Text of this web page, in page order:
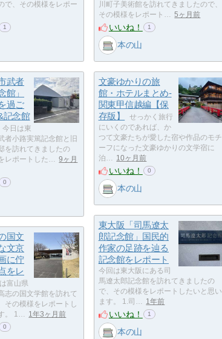
で、その模様をレポー
1
川町子美術館を訪れてきましたので、
その模様をレポート… 5ヶ月前
いいね！ 1
本の山
武者
館」
過ご
記念館
今日は東
者小路実篤記念館と旧
を訪れてきましたの
レポートした… 9ヶ月
0
文豪ゆかりの旅
館・ホテルまとめ-
関東甲信越編【保
存版】
せっかく旅行
にいくのであれば、か
つて文豪たちが愛した宿や作品のモチ
ーフになった文豪ゆかりの文学宿に
泊… 10ヶ月前
いいね！ 0
本の山
東大阪「司馬遼太
郎記念館」国民的
作家の足跡を辿る
記念館をレポート
今回は東大阪にある司
馬遼太郎記念館を訪れてきましたの
で、その模様をレポートしたいと思い
ます。 1.司… 1年前
いいね！ 1
本の山
国文
文京
に佇
をレ
富山県
志の国文学館を訪れて
その模様をレポートし
。 1… 1年3ヶ月前
0